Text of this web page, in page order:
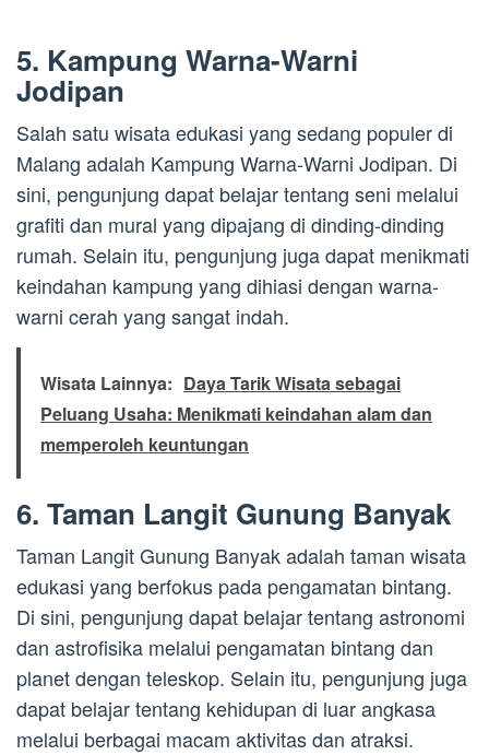
5. Kampung Warna-Warni
Jodipan
Salah satu wisata edukasi yang sedang populer di
Malang adalah Kampung Warna-Warni Jodipan. Di
sini, pengunjung dapat belajar tentang seni melalui
grafiti dan mural yang dipajang di dinding-dinding
rumah. Selain itu, pengunjung juga dapat menikmati
keindahan kampung yang dihiasi dengan warna-
warni cerah yang sangat indah.
Wisata Lainnya: Daya Tarik Wisata sebagai
Peluang Usaha: Menikmati keindahan alam dan
memperoleh keuntungan
6. Taman Langit Gunung Banyak
Taman Langit Gunung Banyak adalah taman wisata
edukasi yang berfokus pada pengamatan bintang.
Di sini, pengunjung dapat belajar tentang astronomi
dan astrofisika melalui pengamatan bintang dan
planet dengan teleskop. Selain itu, pengunjung juga
dapat belajar tentang kehidupan di luar angkasa
melalui berbagai macam aktivitas dan atraksi.